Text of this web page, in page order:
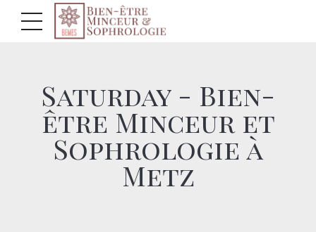
Saturday - Bien-
être Minceur et
Sophrologie à
Metz